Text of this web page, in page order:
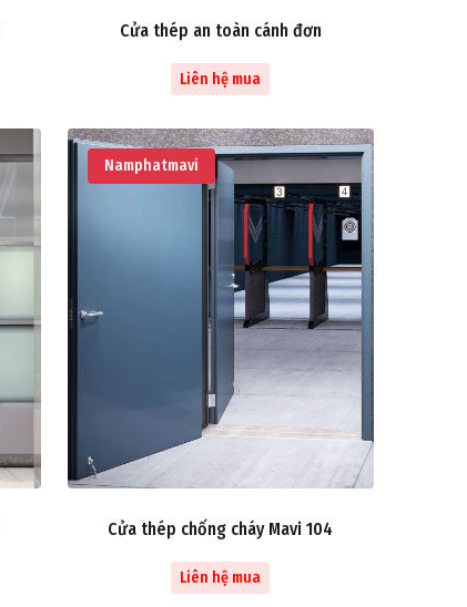
Cửa thép an toàn cánh đơn
Liên hệ mua
Namphatmavi
Cửa thép chống cháy Mavi 104
Liên hệ mua